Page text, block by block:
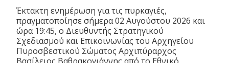
Έκτακτη ενημέρωση για τις πυρκαγιές,
πραγματοποίησε σήμερα 02 Αυγούστου 2026 και
ώρα 19:45, ο Διευθυντής Στρατηγικού
Σχεδιασμού και Επικοινωνίας του Αρχηγείου
Πυροσβεστικού Σώματος Αρχιπύραρχος